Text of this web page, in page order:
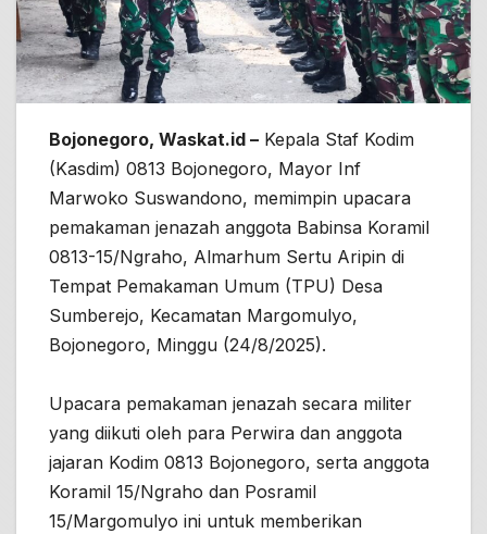
Bojonegoro, Waskat.id – Kepala Staf Kodim
(Kasdim) 0813 Bojonegoro, Mayor Inf
Marwoko Suswandono, memimpin upacara
pemakaman jenazah anggota Babinsa Koramil
0813-15/Ngraho, Almarhum Sertu Aripin di
Tempat Pemakaman Umum (TPU) Desa
Sumberejo, Kecamatan Margomulyo,
Bojonegoro, Minggu (24/8/2025).
Upacara pemakaman jenazah secara militer
yang diikuti oleh para Perwira dan anggota
jajaran Kodim 0813 Bojonegoro, serta anggota
Koramil 15/Ngraho dan Posramil
15/Margomulyo ini untuk memberikan